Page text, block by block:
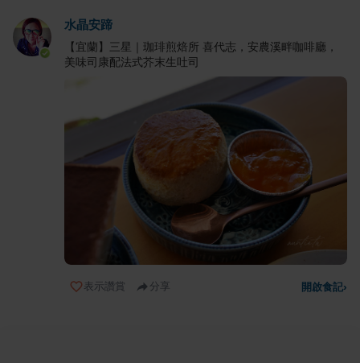
水晶安蹄
【宜蘭】三星｜珈琲煎焙所 喜代志，安農溪畔咖啡廳，
美味司康配法式芥末生吐司
表示讚賞 分享 開啟食記›